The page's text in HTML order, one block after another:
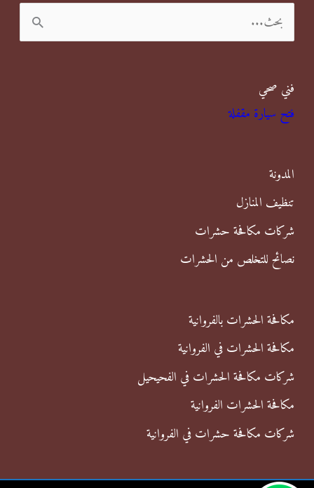
ل
ح
ث
ن
فني صحي
فتح سيارة مقفلة
المدونة
تنظيف المنازل
شركات مكافحة حشرات
نصائح للتخلص من الحشرات
مكافحة الحشرات بالفروانية
مكافحة الحشرات في الفروانية
شركات مكافحة الحشرات في الفحيحيل
مكافحة الحشرات الفروانية
شركات مكافحة حشرات في الفروانية